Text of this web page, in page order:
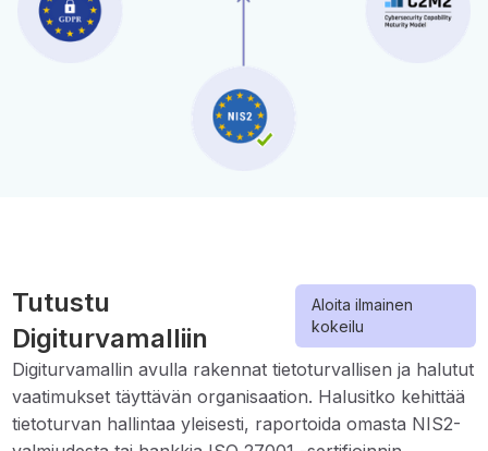
Tutustu
Digiturvamalliin
Aloita ilmainen
kokeilu
Digiturvamallin avulla rakennat tietoturvallisen ja halutut
vaatimukset täyttävän organisaation. Halusitko kehittää
tietoturvan hallintaa yleisesti, raportoida omasta NIS2-